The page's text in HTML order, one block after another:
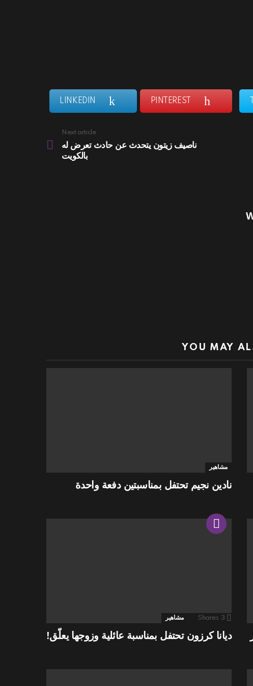
PINTEREST
LINKEDIN
Next article
ناصيف زيتون يتحدث عن حادث تعرض له
بالكويت
YOU MAY
مشاهير
نادين نجيم تحتفل بمناسبتين دفعة واحدة
3
Shares مشاهير
ديانا كرزون تحتفل بمناسبة عائلية وزوجها يعلّق!